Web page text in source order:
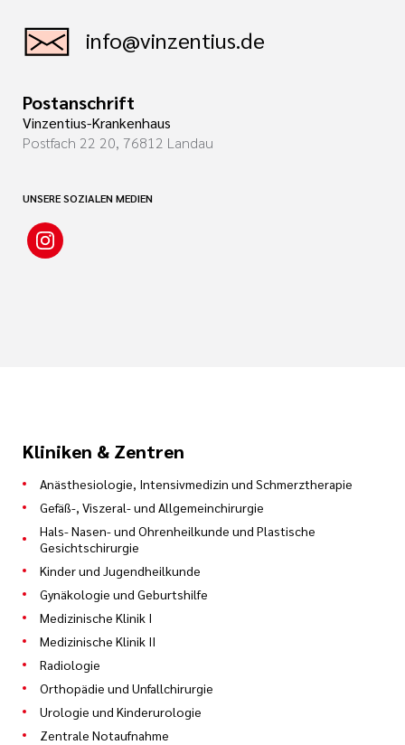
info@vinzentius.de
Postanschrift
Vinzentius-Krankenhaus
Postfach 22 20, 76812 Landau
UNSERE SOZIALEN MEDIEN
Kliniken & Zentren
Anästhesiologie, Intensivmedizin und Schmerztherapie
Gefäß-, Viszeral- und Allgemeinchirurgie
Hals- Nasen- und Ohrenheilkunde und Plastische
Gesichtschirurgie
Kinder und Jugendheilkunde
Gynäkologie und Geburtshilfe
Medizinische Klinik I
Medizinische Klinik II
Radiologie
Orthopädie und Unfallchirurgie
Urologie und Kinderurologie
Zentrale Notaufnahme